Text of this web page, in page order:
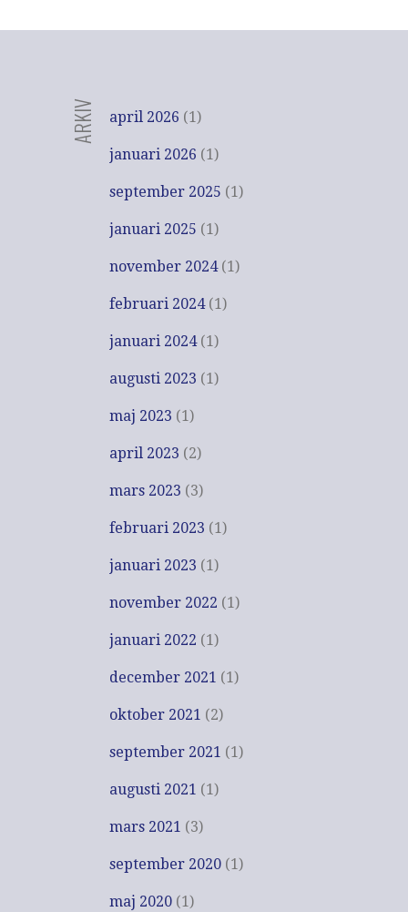
ARKIV april 2026 (1)
januari 2026 (1)
september 2025 (1)
januari 2025 (1)
november 2024(1)
februari 2024(1)
januari 2024(1)
augusti 2023 (1)
maj 2023 (1)
april 2023 (2)
mars 2023 (3)
februari 2023 (1)
januari 2023 (1)
november 2022 (1)
januari 2022 (1)
december 2021 (1)
oktober 2021 (2)
september 2021 (1)
augusti 2021 (1)
mars 2021 (3)
september 2020 (1)
maj 2020 (1)